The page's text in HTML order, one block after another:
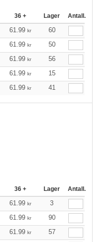
36 + Lager Antall.
61.99 kr
60
61.99 kr
50
61.99 kr
56
61.99 kr
15
61.99 kr 41
36 + Lager Antall.
61.99 kr
3
61.99 kr
90
61.99 kr
57